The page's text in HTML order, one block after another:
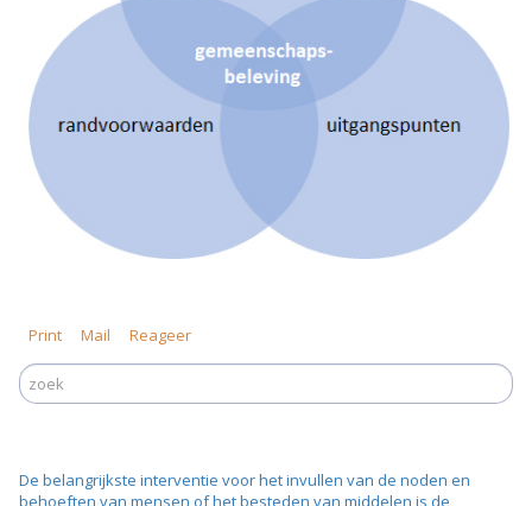
Print Mail Reageer
De belangrijkste interventie voor het invullen van de noden en
behoeften van mensen of het besteden van middelen is de